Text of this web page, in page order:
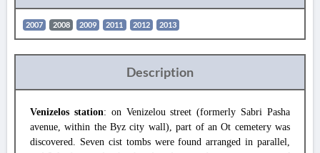
2007 2008 2009 2011 2012 2013
Description
Venizelos station: on Venizelou street (formerly Sabri Pasha
avenue, within the Byz city wall), part of an Ot cemetery was
discovered. Seven cist tombs were found arranged in parallel,